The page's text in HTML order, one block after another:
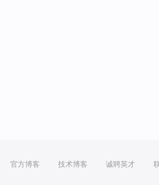
官方博客 技术博客 诚聘英才